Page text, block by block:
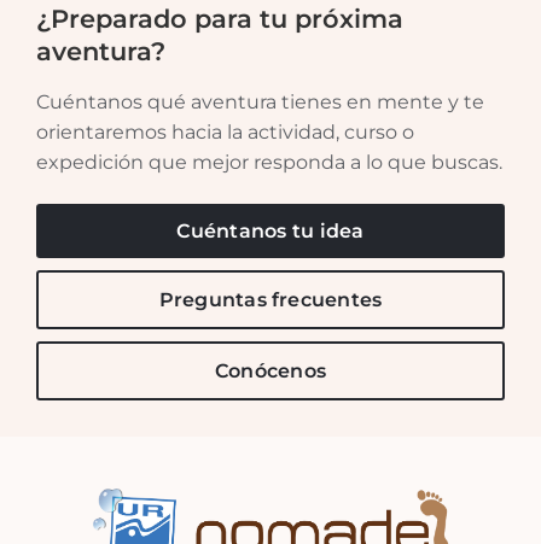
¿Preparado para tu próxima
aventura?
Cuéntanos qué aventura tienes en mente y te
orientaremos hacia la actividad, curso o
expedición que mejor responda a lo que buscas.
Cuéntanos tu idea
Preguntas frecuentes
Conócenos